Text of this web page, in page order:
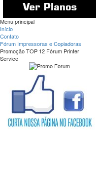
Menu principal
Início
Contato
Fórum Impressoras e Copiadoras
Promoção TOP 12 Fórum Printer
Service